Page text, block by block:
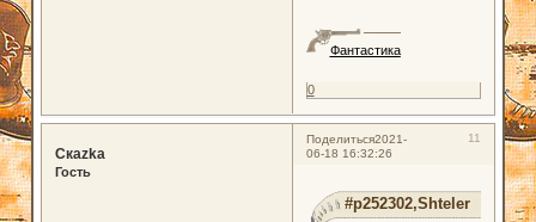
Фантастика
0
Поделиться 11
2021-
06-18 16:32:26
Скаzka
Гость
#p252302,Shteler